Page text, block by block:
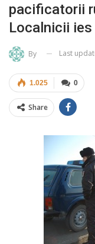
pacificatorii
Localnicii
By Last
0
1.025
Share